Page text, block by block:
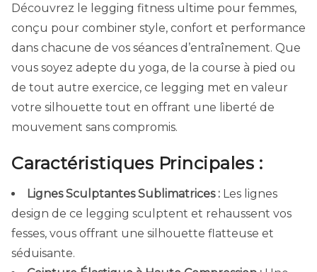
Découvrez le legging fitness ultime pour femmes,
conçu pour combiner style, confort et performance
dans chacune de vos séances d’entraînement. Que
vous soyez adepte du yoga, de la course à pied ou
de tout autre exercice, ce legging met en valeur
votre silhouette tout en offrant une liberté de
mouvement sans compromis.
Caractéristiques Principales :
Lignes Sculptantes Sublimatrices : Les lignes
design de ce legging sculptent et rehaussent vos
fesses, vous offrant une silhouette flatteuse et
séduisante.